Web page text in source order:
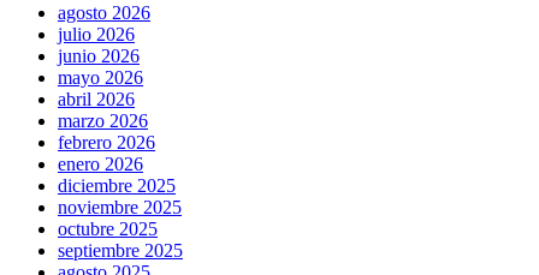
agosto 2026
julio 2026
junio 2026
mayo 2026
abril 2026
marzo 2026
febrero 2026
enero 2026
diciembre 2025
noviembre 2025
octubre 2025
septiembre 2025